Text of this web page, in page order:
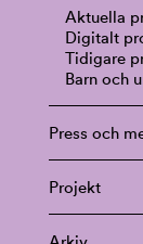
Aktuella
Digitalt
Tidigare
Barn och
Press och
Projekt